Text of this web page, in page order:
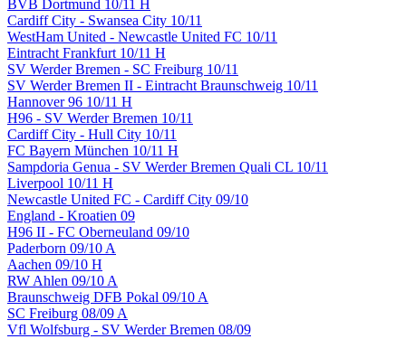
BVB Dortmund 10/11 H
Cardiff City - Swansea City 10/11
WestHam United - Newcastle United FC 10/11
Eintracht Frankfurt 10/11 H
SV Werder Bremen - SC Freiburg 10/11
SV Werder Bremen II - Eintracht Braunschweig 10/11
Hannover 96 10/11 H
H96 - SV Werder Bremen 10/11
Cardiff City - Hull City 10/11
FC Bayern München 10/11 H
Sampdoria Genua - SV Werder Bremen Quali CL 10/11
Liverpool 10/11 H
Newcastle United FC - Cardiff City 09/10
England - Kroatien 09
H96 II - FC Oberneuland 09/10
Paderborn 09/10 A
Aachen 09/10 H
RW Ahlen 09/10 A
Braunschweig DFB Pokal 09/10 A
SC Freiburg 08/09 A
Vfl Wolfsburg - SV Werder Bremen 08/09